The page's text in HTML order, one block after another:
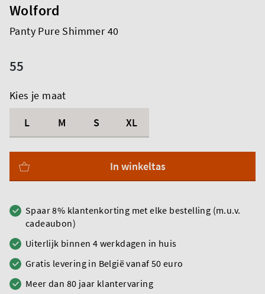
Wolford
Panty Pure Shimmer 40
55
Kies je maat
L
M S XL
In winkeltas
Spaar 8% klantenkorting met elke bestelling (m.u.v.
cadeaubon)
Uiterlijk binnen 4 werkdagen in huis
Gratis levering in België vanaf 50 euro
Meer dan 80 jaar klantervaring